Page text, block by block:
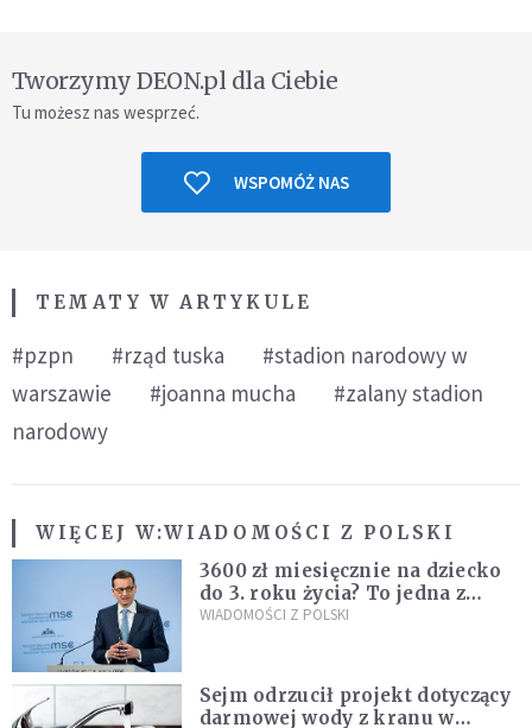
Tworzymy DEON.pl dla Ciebie
Tu możesz nas wesprzeć.
WSPOMÓŻ NAS
TEMATY W ARTYKULE
#pzpn #rząd tuska
#stadion narodowy w
warszawie
#joanna mucha
#zalany stadion
narodowy
WIĘCEJ W:WIADOMOŚCI Z POLSKI
3600 zł miesięcznie na dziecko
do 3. roku życia? To jedna z
propozycji programu "Rozwój
WIADOMOŚCI Z POLSKI
Sejm odrzucił projekt dotyczący
darmowej wody z kranu w